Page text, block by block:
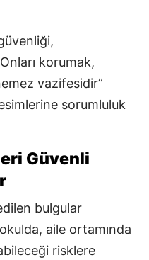
korumak,
vazifesidir”
sorumluluk
Güvenli
bulgular
aile ortamında
risklere